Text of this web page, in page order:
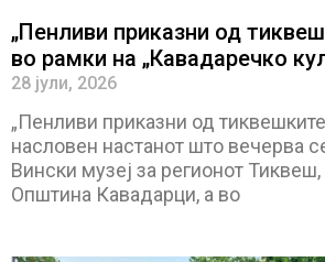
„Пенливи приказни од
во рамки на „Кавадаречко
28 јули, 2026
„Пенливи приказни од
насловен настанот што вечерва
Вински музеј за регионот
Општина Кавадарци, а во